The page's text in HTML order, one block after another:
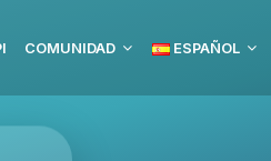
COMUNIDAD ESPAÑOL